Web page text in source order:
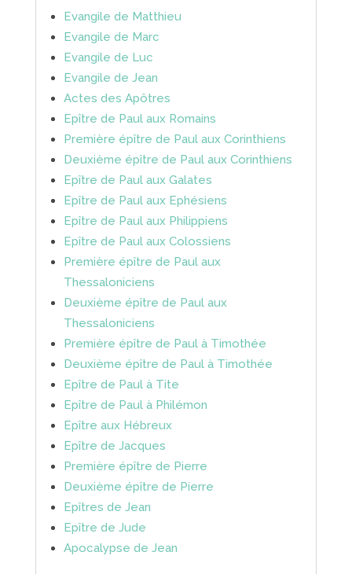
Evangile de Matthieu
Evangile de Marc
Evangile de Luc
Evangile de Jean
Actes des Apôtres
Epître de Paul aux Romains
Première épître de Paul aux Corinthiens
Deuxième épître de Paul aux Corinthiens
Epître de Paul aux Galates
Epître de Paul aux Ephésiens
Epître de Paul aux Philippiens
Epître de Paul aux Colossiens
Première épître de Paul aux
Thessaloniciens
Deuxième épître de Paul aux
Thessaloniciens
Première épître de Paul à Timothée
Deuxième épître de Paul à Timothée
Epître de Paul à Tite
Epître de Paul à Philémon
Epître aux Hébreux
Epître de Jacques
Première épître de Pierre
Deuxième épître de Pierre
Epîtres de Jean
Epître de Jude
Apocalypse de Jean